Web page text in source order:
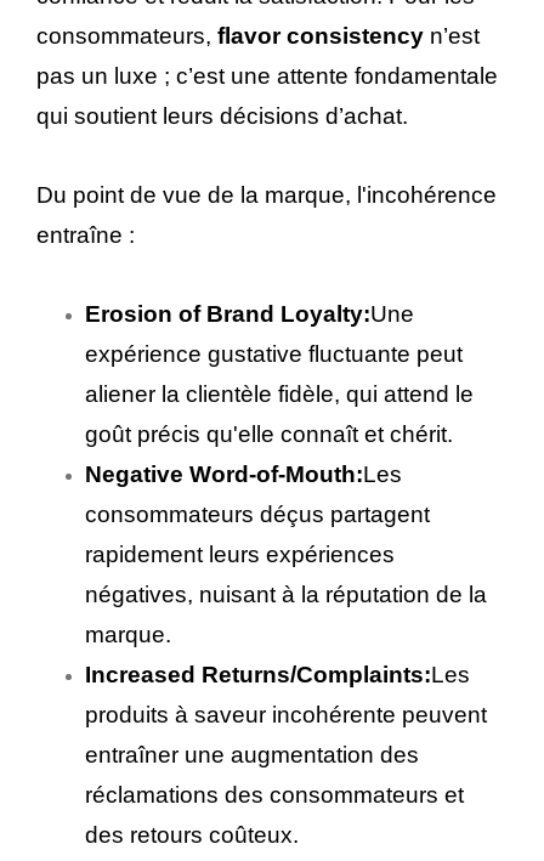
consommateurs, flavor consistency n’est
pas un luxe ; c’est une attente fondamentale
qui soutient leurs décisions d’achat.
Du point de vue de la marque, l'incohérence
entraîne :
Erosion of Brand Loyalty:Une
expérience gustative fluctuante peut
aliener la clientèle fidèle, qui attend le
goût précis qu'elle connaît et chérit.
Negative Word-of-Mouth:Les
consommateurs déçus partagent
rapidement leurs expériences
négatives, nuisant à la réputation de la
marque.
Increased Returns/Complaints:Les
produits à saveur incohérente peuvent
entraîner une augmentation des
réclamations des consommateurs et
des retours coûteux.